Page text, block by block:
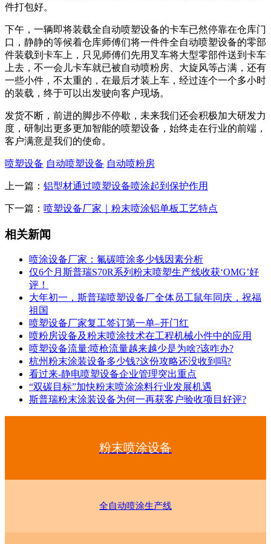
件打包好。
下午，一辆即将装载全自动喷塑设备的卡车已然停靠在仓库门
口，静静的等候着仓库师傅们将一件件全自动喷塑设备的零部
件装载到卡车上，只见师傅们先用叉车将大型零部件送到卡车
上去，不一会儿卡车就已被自动喷粉房、大旋风等占满，还有
一些小件，不太重的，在最后才装上车，经过连个一个多小时
的装载，终于可以出发驶向客户现场。
发货不断，前进的脚步不停歇，未来我们还会积极加大研发力
度，研制出更多更加智能的喷塑设备，始终走在行业的前端，
客户满意是我们的使命。
喷塑设备 自动喷塑设备 自动喷粉房
上一篇： 铝型材通过喷塑设备喷涂起到保护作用
下一篇： 喷塑设备厂家｜粉末喷涂铝单板工艺特点
相关新闻
喷涂设备厂家：氟碳喷涂多少钱因素分析
仅6个月斯普瑞S70R系列粉末喷塑生产线收获‘OMG’好
评！
大年初一，斯普瑞喷塑设备厂全体员工鼠年同庆，祝福
祖国
喷塑设备厂家复工签订第一单–开门红
喷粉房设备及粉末喷涂技术在工程机械小件中的应用
喷塑设备流量:喷枪流量越来越少是为啥?该咋办?
杭州粉末涂装设备多少钱?这份攻略还没收到吗?
看过来-静电喷塑设备企业管理突出重点
“双碳目标”加快粉末喷涂涂料行业发展机遇
斯普瑞粉末涂装设备为何一再获客户验收项目好评?
粉末喷涂设备
全自动喷涂生产线